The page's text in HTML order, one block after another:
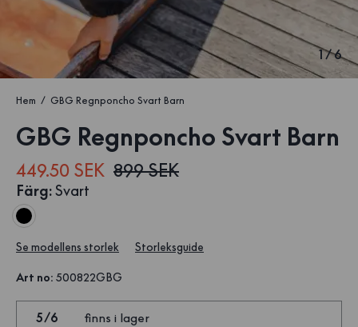
1/6
Hem GBG Regnponcho Svart Barn
GBG Regnponcho Svart Barn
449.50 SEK 899 SEK
Färg:Svart
Se modellens storlek Storleksguide
Art no: 500822GBG
5/6 finns i lager